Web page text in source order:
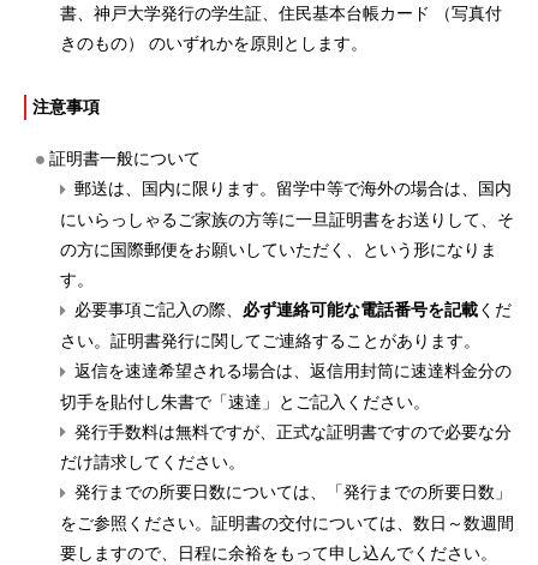
書、神戸大学発行の学生証、住民基本台帳カード （写真付
きのもの） のいずれかを原則とします。
注意事項
証明書一般について
郵送は、国内に限ります。留学中等で海外の場合は、国内
にいらっしゃるご家族の方等に一旦証明書をお送りして、そ
の方に国際郵便をお願いしていただく、という形になりま
す。
必要事項ご記入の際、 必ず連絡可能な電話番号を記載くだ
さい。証明書発行に関してご連絡することがあります。
返信を速達希望される場合は、返信用封筒に速達料金分の
切手を貼付し朱書で「速達」とご記入ください。
発行手数料は無料ですが、正式な証明書ですので必要な分
だけ請求してください。
発行までの所要日数については、「発行までの所要日数」
をご参照ください。証明書の交付については、数日～数週間
要しますので、日程に余裕をもって申し込んでください。